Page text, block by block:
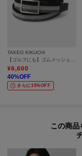
TAKEO KIKUCHI
¥6,600
40%OFF
さらに15%OFF
この商